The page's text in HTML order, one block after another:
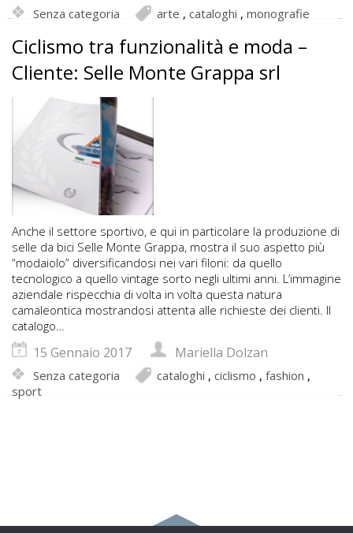
Senza categoria arte , cataloghi , monografie
Ciclismo tra funzionalità e moda –
Cliente: Selle Monte Grappa srl
Anche il settore sportivo, e qui in particolare la produzione di
selle da bici Selle Monte Grappa, mostra il suo aspetto più
“modaiolo” diversificandosi nei vari filoni: da quello
tecnologico a quello vintage sorto negli ultimi anni. L’immagine
aziendale rispecchia di volta in volta questa natura
camaleontica mostrandosi attenta alle richieste dei clienti. Il
catalogo…
15 Gennaio 2017 Mariella Dolzan
Senza categoria cataloghi , ciclismo , fashion ,
sport